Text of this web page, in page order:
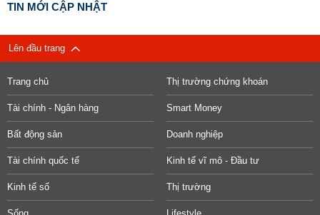
TIN MỚI CẬP NHẬT
Lên đầu trang
Trang chủ Thị trường chứng khoán
Tài chính - Ngân hàng Smart Money
Bất động sản Doanh nghiệp
Tài chính quốc tế Kinh tế vĩ mô - Đầu tư
Kinh tế số Thị trường